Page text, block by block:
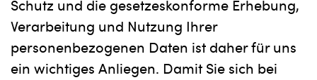
Schutz und die gesetzeskonforme Erhebung,
Verarbeitung und Nutzung Ihrer
personenbezogenen Daten ist daher für uns
ein wichtiges Anliegen. Damit Sie sich bei